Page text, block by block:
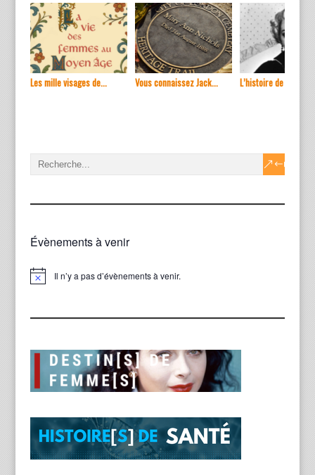
Les mille visages de... Vous connaissez Jack... L’histoire de ...
Évènements à venir
Notice Il n’y a pas d’évènements à venir.